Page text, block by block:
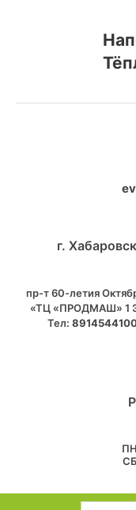
г. Хабаровск
пр-т 60-летия
«ТЦ «ПРОДМАШ» 1
Тел: